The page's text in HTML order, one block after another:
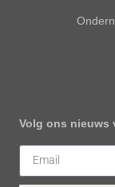
Volg ons nieuws